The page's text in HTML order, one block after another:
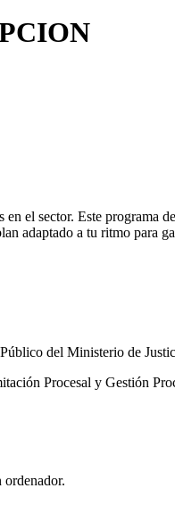
el sector. Este
adaptado a tu ritmo para
del Ministerio de
Procesal y Gestión